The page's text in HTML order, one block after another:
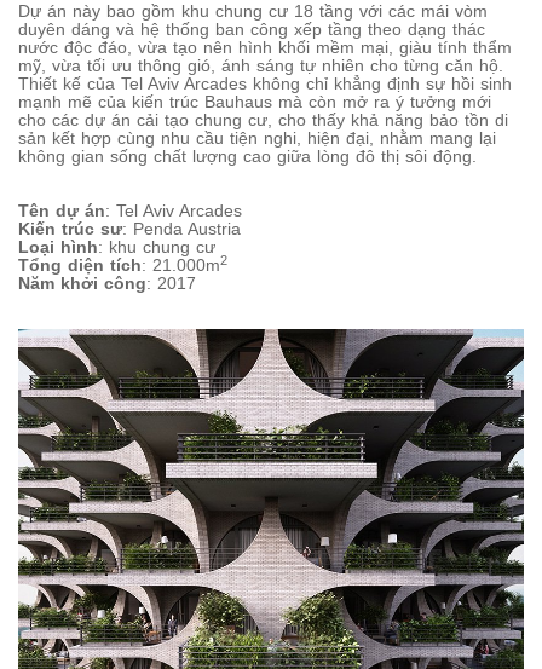
Dự án này bao gồm khu chung cư 18 tầng với các mái vòm
duyên dáng và hệ thống ban công xếp tầng theo dạng thác
nước độc đáo, vừa tạo nên hình khối mềm mại, giàu tính thẩm
mỹ, vừa tối ưu thông gió, ánh sáng tự nhiên cho từng căn hộ.
Thiết kế của Tel Aviv Arcades không chỉ khẳng định sự hồi sinh
mạnh mẽ của kiến trúc Bauhaus mà còn mở ra ý tưởng mới
cho các dự án cải tạo chung cư, cho thấy khả năng bảo tồn di
sản kết hợp cùng nhu cầu tiện nghi, hiện đại, nhằm mang lại
không gian sống chất lượng cao giữa lòng đô thị sôi động.
Tên dự án: Tel Aviv Arcades
Kiến trúc sư: Penda Austria
Loại hình: khu chung cư
Tổng diện tích: 21.000m2
Năm khởi công: 2017